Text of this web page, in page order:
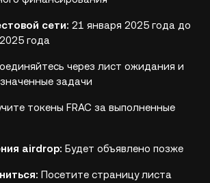
сети: 21 января 2025 года до
года
через лист ожидания и
задачи
токены FRAC за выполненные
airdrop: Будет объявлено позже
Посетите страницу листа